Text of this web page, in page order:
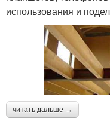
использования и
читать дальше →